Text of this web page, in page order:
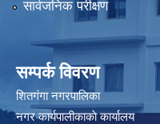
सार्वजनिक परीक्षण
सम्पर्क विवरण
शितगंगा नगरपालिका
नगर कार्यपालीकाकाे कार्यालय